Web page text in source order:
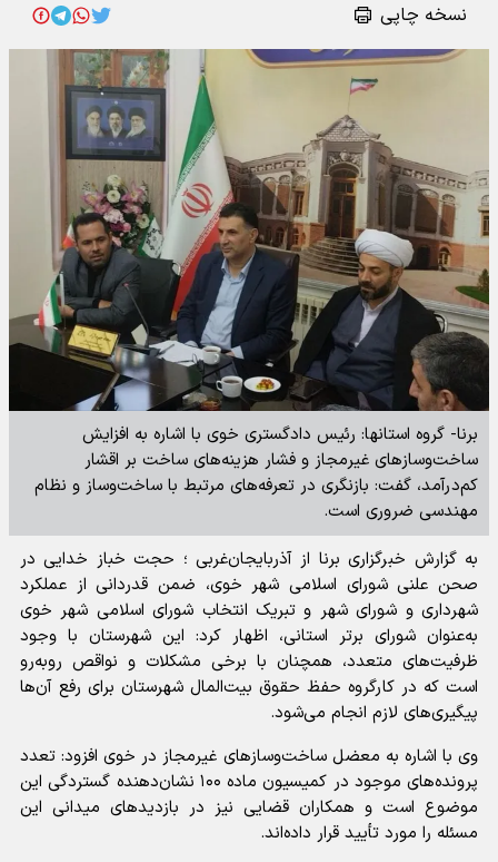
نسخه چاپی
برنا- گروه استانها: رئیس دادگستری خوی با اشاره به افزایش
ساخت‌وسازهای غیرمجاز و فشار هزینه‌های ساخت بر اقشار
کم‌درآمد، گفت: بازنگری در تعرفه‌های مرتبط با ساخت‌وساز و نظام
مهندسی ضروری است.
به گزارش خبرگزاری برنا از آذربایجان‌غربی ؛ حجت خباز خدایی در
صحن علنی شورای اسلامی شهر خوی، ضمن قدردانی از عملکرد
شهرداری و شورای شهر و تبریک انتخاب شورای اسلامی شهر خوی
به‌عنوان شورای برتر استانی، اظهار کرد: این شهرستان با وجود
ظرفیت‌های متعدد، همچنان با برخی مشکلات و نواقص روبه‌رو
است که در کارگروه حفظ حقوق بیت‌المال شهرستان برای رفع آن‌ها
پیگیری‌های لازم انجام می‌شود.
وی با اشاره به معضل ساخت‌وسازهای غیرمجاز در خوی افزود: تعدد
پرونده‌های موجود در کمیسیون ماده ۱۰۰ نشان‌دهنده گستردگی این
موضوع است و همکاران قضایی نیز در بازدیدهای میدانی این
مسئله را مورد تأیید قرار داده‌اند.